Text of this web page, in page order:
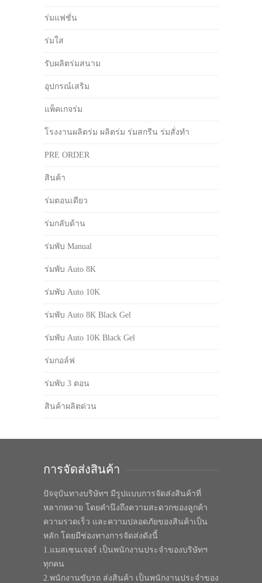
ร่มแฟชั่น
ร่มใส
รับผลิตร่มสนาม
อุปกรณ์เสริม
แพ็คเกจร่ม
โรงงานผลิตร่ม ผลิตร่ม ร่มสกรีน ร่มสั่งทำ
PRE ORDER
สินค้า
ร่มตอนเดียว
ร่มกลับด้าน
ร่มพับ Manual
ร่มพับ Auto 8K
ร่มพับ Auto 10K
ร่มพับ Auto 8K Black Gel
ร่มพับ Auto 10K Black Gel
ร่มกอล์ฟ
ร่มพับ 3 ตอน
สินค้าผลิตด่วน
การจัดส่งสินค้า
ปัจจุบันทางบริษัทฯ มีรูปแบบการจัดส่งสินค้าที่
หลากหลาย โดยคำนึงถึงความสะดวกของลูกค้า
ความรวดเร็ว และความปลอดภัยของสินค้าเป็น
หลัก โดยมีช่องทางการจัดส่งดังนี้
1.แมสเซนเจอร์ เป็นพนักงานประจำของบริษัทฯ
ทุกคน
2.พนักงานขับรถ ส่งสินค้า เป็นพนักงานประจำของ